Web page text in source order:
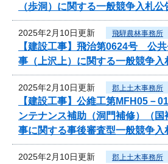
（歩洞）に関する一般競争入札公
2025年2月10日更新 飛騨農林事務所
【建設工事】飛治第0624号 公
事（上沢上）に関する一般競争入
2025年2月10日更新 郡上土木事務所
【建設工事】公維工第MFH05－
ンテナンス補助（洞門補修）（
事に関する事後審査型一般競争入
2025年2月10日更新 郡上土木事務所